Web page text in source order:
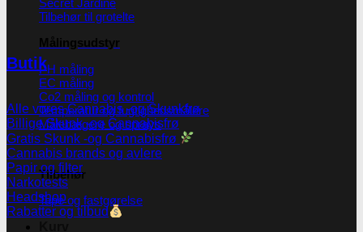
Secret Jardine
Tilbehør til grotelte
Målingsudstyr
PH måling
EC måling
Co2 måling og kontrol
Temperatur og fugtighedsmålere
Målebægere og sprays
Tilbehør
Tape og fastgørelse
Butik
Alle vores Cannabis -og Skunkfrø
Billige Skunk -og Cannabisfrø
Gratis Skunk -og Cannabisfrø
Cannabis brands og avlere
Papir og filter
Narkotests
Headshop
Rabatter og tilbud